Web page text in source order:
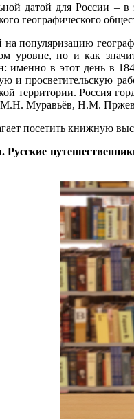
датой для России
географического
популяризацию
уровне, но и как
именно в этот день в
и просветительскую
территории.
Муравьёв, Н.М.
посетить книжную
Русские